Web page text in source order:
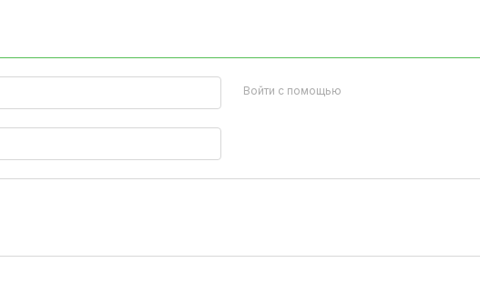
Войти с помощью